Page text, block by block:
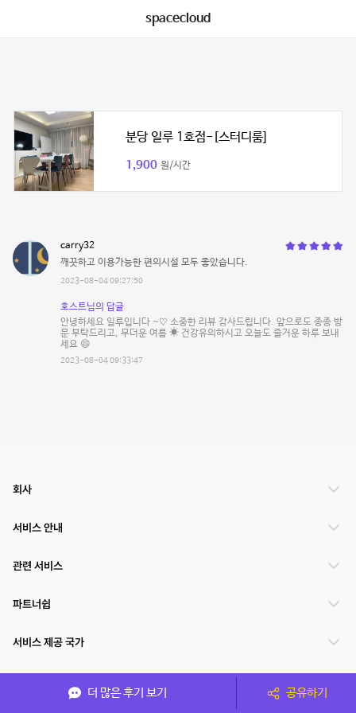
spacecloud
분당 일루 1호점-[스터디룸]
1,900 원/시간
carry32
깨끗하고 이용가능한 편의시설 모두 좋았습니다.
2023-08-04 09:27:50
호스트님의 답글
안녕하세요 일루입니다 ~♡ 소중한 리뷰 감사드립니다. 앞으로도 종종 방
문 부탁드리고, 무더운 여름 ☀ 건강유의하시고 오늘도 즐거운 하루 보내
세요 😄
2023-08-04 09:33:47
더 많은 후기 보기 공유하기
회사
서비스 안내
관련 서비스
파트너쉽
서비스 제공 국가
(주)NSPACE 사업자정보